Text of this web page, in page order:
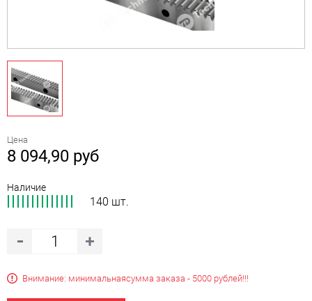
Цена
8 094,90 руб
Наличие
140 шт.
Внимание: минимальнаясумма заказа - 5000 рублей!!!